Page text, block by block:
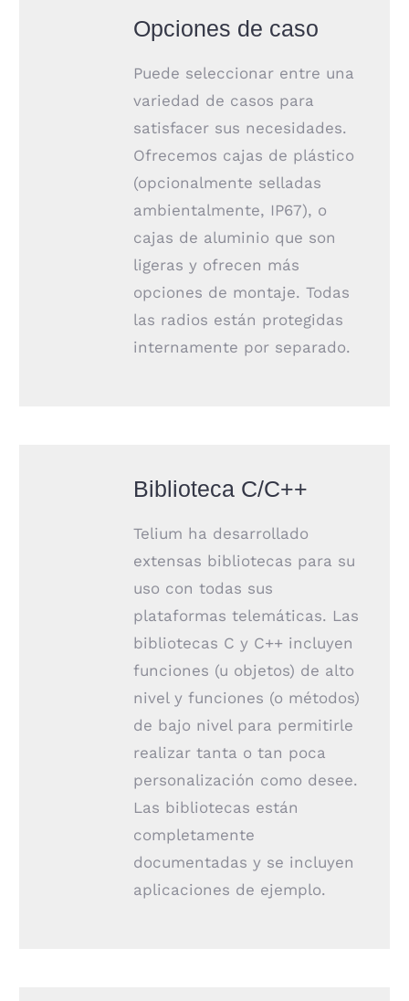
Opciones de caso
Puede seleccionar entre una
variedad de casos para
satisfacer sus necesidades.
Ofrecemos cajas de plástico
(opcionalmente selladas
ambientalmente, IP67), o
cajas de aluminio que son
ligeras y ofrecen más
opciones de montaje. Todas
las radios están protegidas
internamente por separado.
Biblioteca C/C++
Telium ha desarrollado
extensas bibliotecas para su
uso con todas sus
plataformas telemáticas. Las
bibliotecas C y C++ incluyen
funciones (u objetos) de alto
nivel y funciones (o métodos)
de bajo nivel para permitirle
realizar tanta o tan poca
personalización como desee.
Las bibliotecas están
completamente
documentadas y se incluyen
aplicaciones de ejemplo.